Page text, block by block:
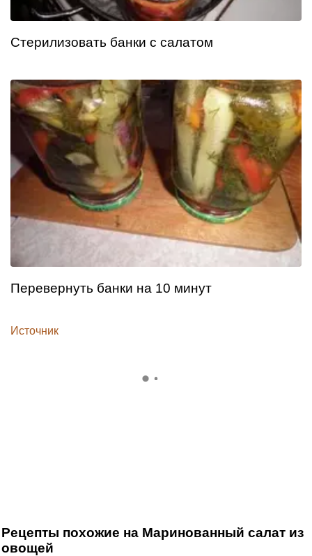
Стерилизовать банки с салатом
Перевернуть банки на 10 минут
Источник
Рецепты похожие на Маринованный салат из
овощей